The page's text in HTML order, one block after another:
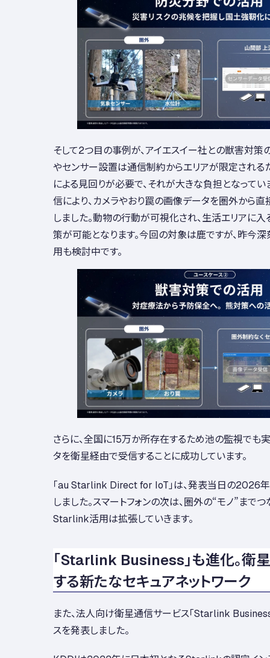
そして2つ目の事例が、アイエスイー社との獣害対策
やセンサー設置は通信制約からエリアが限定される
による見回りが必要で、それが大きな負担となって
信により、カメラやおり罠の画像データを圏外から
しました。動物の行動が可視化され、生活エリアに
策が可能となります。今回の対象は鹿ですが、昨今
用も検討中です。
さらに、全国に15万か所存在するため池の監視でも
タを衛星経由で受信することに成功しています。
「au Starlink Direct for IoT」は、発表当日の2026
しました。スマートフォンの次は、圏外の“モノ”までつ
Starlink活用は拡張していきます。
「Starlink Business」も進化。衛
する新たなセキュアネットワーク
また、法人向け衛星通信サービス「Starlink
スを発表しました。